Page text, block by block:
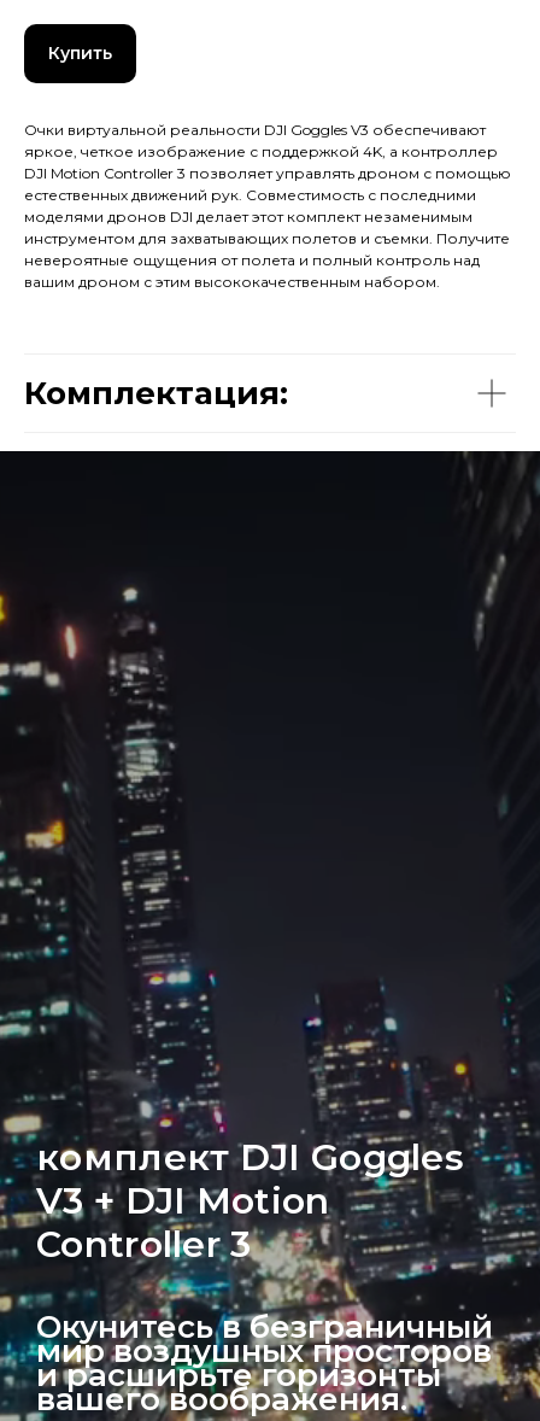
Купить
Очки виртуальной реальности DJI Goggles V3 обеспечивают
яркое, четкое изображение с поддержкой 4K, а контроллер
DJI Motion Controller 3 позволяет управлять дроном с помощью
естественных движений рук. Совместимость с последними
моделями дронов DJI делает этот комплект незаменимым
инструментом для захватывающих полетов и съемки. Получите
невероятные ощущения от полета и полный контроль над
вашим дроном с этим высококачественным набором.
Комплектация:
комплект DJI Goggles
V3 + DJI Motion
Controller 3
Окунитесь в безграничный
мир воздушных просторов
и расширьте горизонты
вашего воображения.